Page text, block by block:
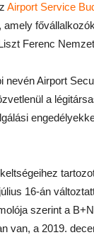
Airport Service
, amely
Ferenc
Airport
a
16-án
szerint a
van, a 2019.